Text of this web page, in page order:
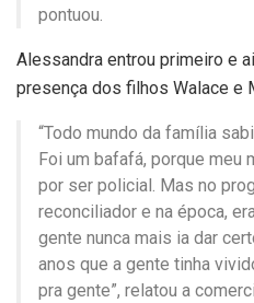
pontuou.
Alessandra entrou primeiro e
presença dos filhos Walace e
“Todo mundo da família
Foi um bafafá, porque meu
por ser policial. Mas no
reconciliador e na época,
gente nunca mais ia dar
anos que a gente tinha
pra gente”, relatou a